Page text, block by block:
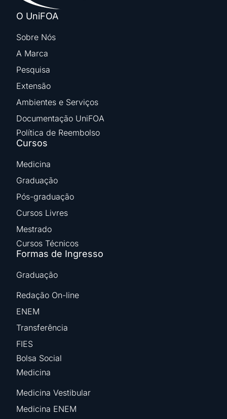
O UniFOA
Sobre Nós
A Marca
Pesquisa
Extensão
Ambientes e Serviços
Documentação UniFOA
Política de Reembolso
Cursos
Medicina
Graduação
Pós-graduação
Cursos Livres
Mestrado
Cursos Técnicos
Formas de Ingresso
Graduação
Redação On-line
ENEM
Transferência
FIES
Bolsa Social
Medicina
Medicina Vestibular
Medicina ENEM